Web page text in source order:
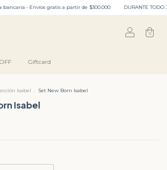
gratis a partir de $300.000 DURANTE TODO JULIO: ENVIO
0
Giftcard
Isabel . Set New Born Isabel
Isabel